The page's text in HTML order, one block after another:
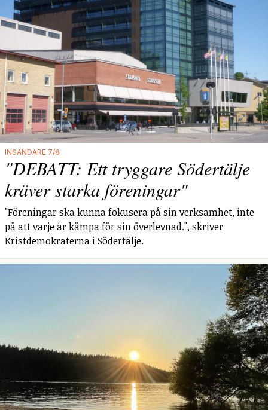
INSÄNDARE 7/8
"DEBATT: Ett tryggare Södertälje
kräver starka föreningar"
"Föreningar ska kunna fokusera på sin verksamhet, inte
på att varje år kämpa för sin överlevnad.", skriver
Kristdemokraterna i Södertälje.